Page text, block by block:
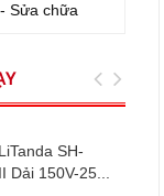
Sửa chữa
SH-
Dải 150V-25...